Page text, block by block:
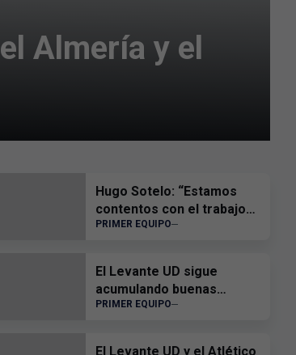
Almería y el
Hugo Sotelo: “Estamos
contentos con el trabajo
del equipo”
PRIMER EQUIPO
El Levante UD sigue
acumulando buenas
sensaciones
PRIMER EQUIPO
El Levante UD y el Atlético